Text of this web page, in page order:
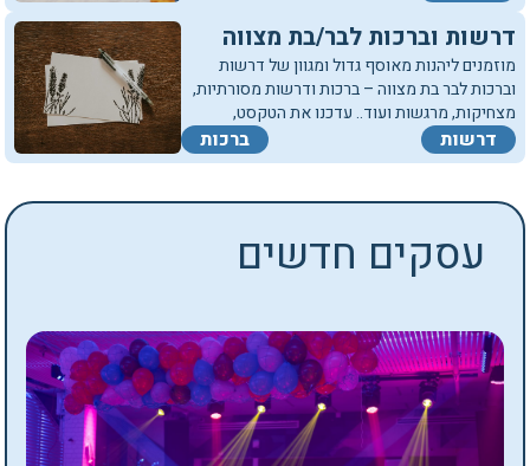
דרשות וברכות לבר/בת מצווה
מוזמנים ליהנות מאוסף גדול ומגוון של דרשות
וברכות לבר בת מצווה – ברכות ודרשות מסורתיות,
מצחיקות, מרגשות ועוד.. עדכנו את הטקסט,
הדפיסו וצאו לחגוג.
דרשות ברכות
עסקים חדשים